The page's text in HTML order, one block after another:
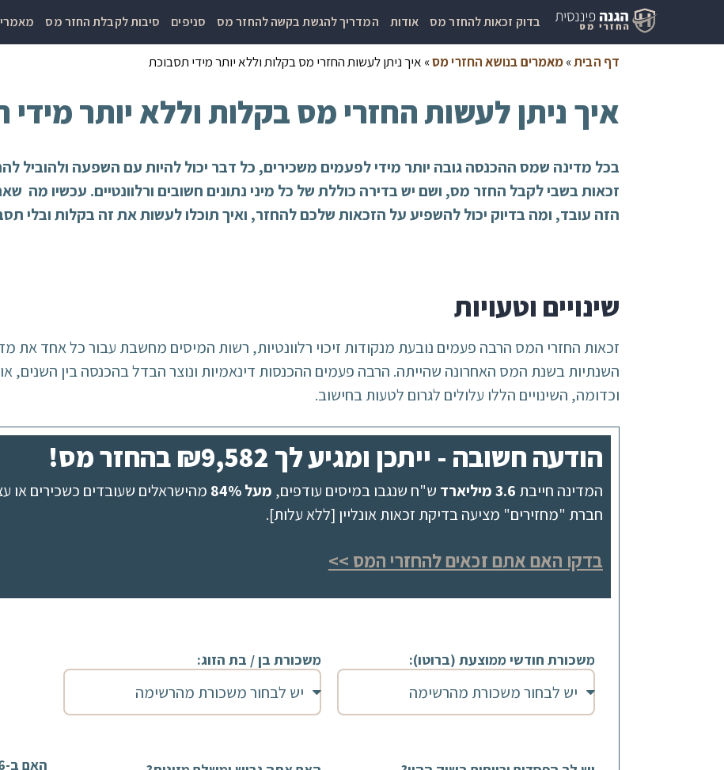
בדוק זכאות להחזר מס אודות המדריך להגשת בקשה להחזר מס סניפים סיבות לקבלת החזר מס
דף הבית»מאמרים בנושא החזרי מס» איך ניתן לעשות החזרי מס בקלות וללא יותר מידי תסבוכת
איך ניתן לעשות החזרי מס בקלות וללא יותר
בכל מדינה שמס ההכנסה גובה יותר מידי לפעמים משכירים, כל דבר יכול להיות עם השפעה ולהוביל
זכאות בשבי לקבל החזר מס, ושם יש בדירה כוללת של כל מיני נתונים חשובים ורלוונטיים. עכשיו מה
הזה עובד, ומה בדיוק יכול להשפיע על הזכאות שלכם להחזר, ואיך תוכלו לעשות את זה בקלות ובלי
שינויים וטעויות
זכאות החזרי המס הרבה פעמים נובעת מנקודות זיכוי רלוונטיות, רשות המיסים מחשבת עבור כל אחד את
השנתיות בשנת המס האחרונה שהייתה. הרבה פעמים ההכנסות דינאמיות ונוצר הבדל בהכנסה בין השנים,
וכדומה, השינויים הללו עלולים לגרום לטעות בחישוב.
הודעה חשובה - ייתכן ומגיע לך ₪9,582 בהחזר מס!
המדינה חייבת 3.6 מיליארד ש"ח שנגבו במיסים עודפים, מעל 84%
מהישראלים שעובדים כשכירים או
חברת "מחזירים" מציעה בדיקת זכאות אונליין [ללא עלות].
בדקו האם אתם זכאים להחזרי המס >>
משכורת חודשי ממוצעת (ברוטו): משכורת בן / בת הזוג: